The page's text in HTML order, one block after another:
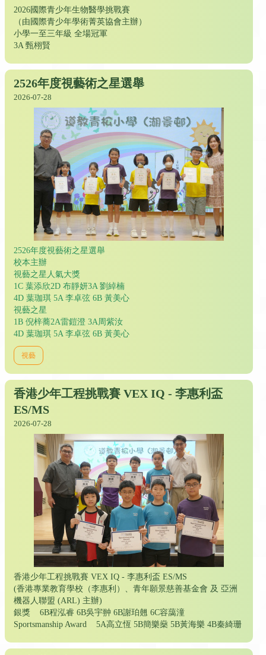
2026國際青少年生物醫學挑戰賽
（由國際青少年學術菁英協會主辦）
小學一至三年級 全場冠軍
3A 甄栩賢
2526年度視藝術之星選舉
2026-07-28
2526年度視藝術之星選舉
校本主辦
視藝之星人氣大獎
1C 葉添欣2D 布靜妍3A 劉綽楠
4D 葉珈琪 5A 李卓弦 6B 黃美心
視藝之星
1B 倪梓蕎2A雷鎧澄 3A周紫汝
4D 葉珈琪 5A 李卓弦 6B 黃美心
視藝
香港少年工程挑戰賽 VEX IQ - 李惠利盃
ES/MS
2026-07-28
香港少年工程挑戰賽 VEX IQ - 李惠利盃 ES/MS
(香港專業教育學校（李惠利）、青年願景慈善基金會 及 亞洲
機器人聯盟 (ARL) 主辦)
銀獎 6B程泓睿 6B吳宇翀 6B謝珀翹 6C容藹潼
Sportsmanship Award 5A高立恆 5B簡樂燊 5B黃海樂 4B秦綺珊